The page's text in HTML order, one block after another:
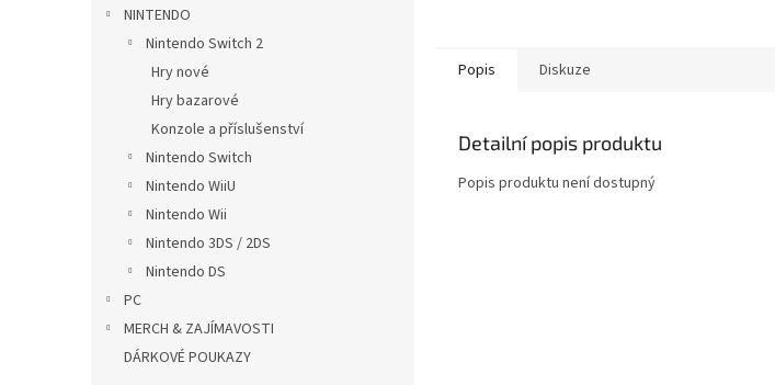
NINTENDO
Nintendo Switch 2
Hry nové
Hry bazarové
Konzole a příslušenství
Nintendo Switch
Nintendo WiiU
Nintendo Wii
Nintendo 3DS / 2DS
Nintendo DS
PC
MERCH & ZAJÍMAVOSTI
DÁRKOVÉ POUKAZY
Popis Diskuze
Detailní popis produktu
Popis produktu není dostupný